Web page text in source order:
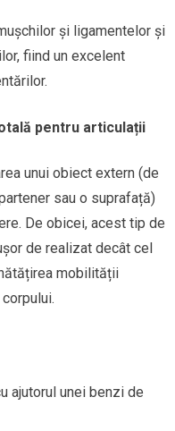
și ligamentelor și
fiind un excelent
pentru articulații
unui obiect extern (de
sau o suprafață)
De obicei, acest tip de
de realizat decât cel
mobilității
ajutorul unei benzi de